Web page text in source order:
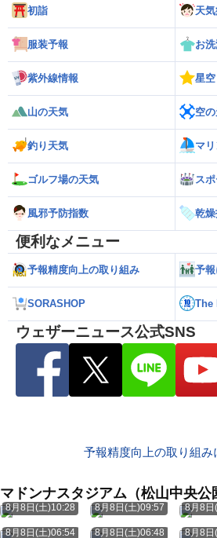
初詣 天
服装予報 お
紫外線情報 星
山の天気 空
釣り天気 マ
ゴルフ場の天気 ス
風邪予防指数 乾
便利なメニュー
予報精度向上の取り組み 予
SORASHOP The
ウェザーニュース公式SNS
予報精度向上の取り組み
マドンナスタジアム（松山中央
8月8日(土)10:28 8月8日(土)09:57 8月8日
8月8日(土)06:54 8月8日(土)06:48 8月8日